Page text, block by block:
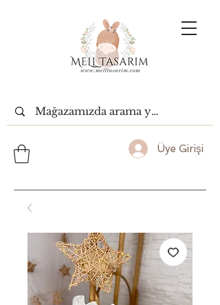
Üye Girişi